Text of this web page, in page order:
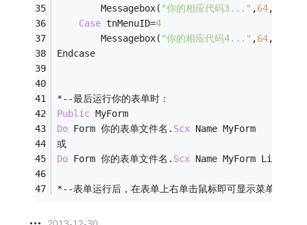
		Messagebox(
"你的相应代码3..." ,64,
Case tnMenuID=4
		Messagebox(
"你的相应代码4..." ,64,
Endcase
*--最后运行你的表单时：
Public MyForm
Do Form 你的表单文件名. Scx Name MyForm
或
Do Form 你的表单文件名. Scx Name MyForm Linked
*--表单运行后，在表单上右单击鼠标即可显示菜单。